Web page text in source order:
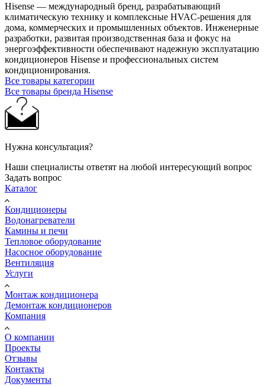
Hisense — международный бренд, разрабатывающий
климатическую технику и комплексные HVAC-решения для
дома, коммерческих и промышленных объектов. Инженерные
разработки, развитая производственная база и фокус на
энергоэффективности обеспечивают надежную эксплуатацию
кондиционеров Hisense и профессиональных систем
кондиционирования.
Все товары категории
Все товары бренда Hisense
Нужна консультация?
Наши специалисты ответят на любой интересующий вопрос
Задать вопрос
Каталог
Кондиционеры
Водонагреватели
Камины и печи
Тепловое оборудование
Насосное оборудование
Вентиляция
Услуги
Монтаж кондиционера
Демонтаж кондиционеров
Компания
О компании
Проекты
Отзывы
Контакты
Документы